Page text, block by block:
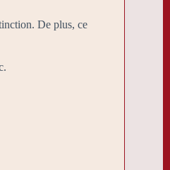
De plus, ce